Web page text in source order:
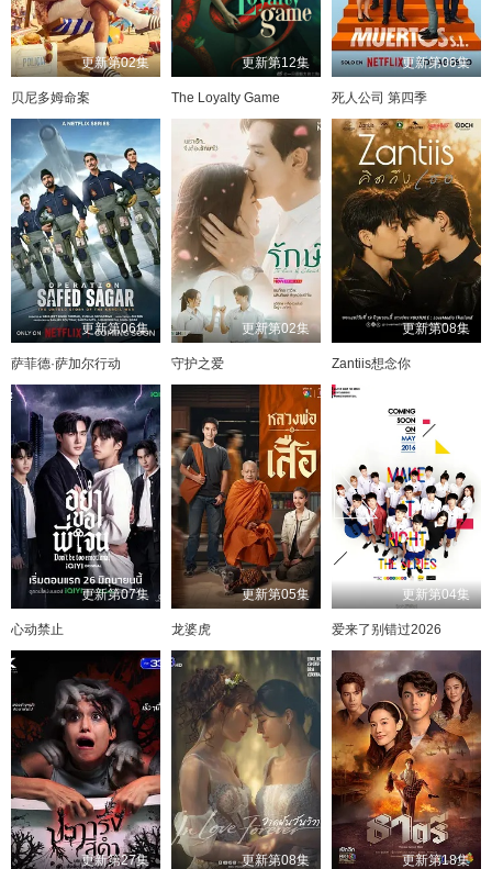
更新第02集
贝尼多姆命案
更新第12集
The Loyalty Game
更新第06集
死人公司 第四季
更新第06集
萨菲德·萨加尔行动
更新第02集
守护之爱
更新第08集
Zantiis想念你
更新第07集
心动禁止
更新第05集
龙婆虎
更新第04集
爱来了别错过2026
更新第27集 更新第08集 更新第18集